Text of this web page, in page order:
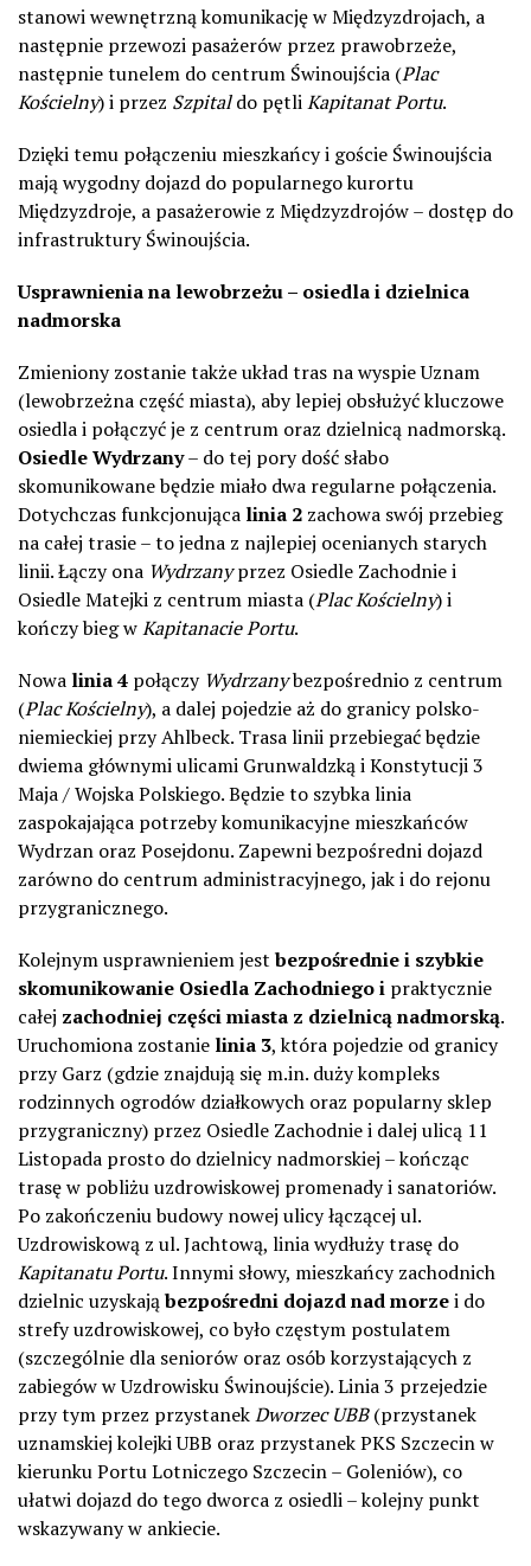
stanowi wewnętrzną komunikację w Międzyzdrojach, a
następnie przewozi pasażerów przez prawobrzeże,
następnie tunelem do centrum Świnoujścia (Plac
Kościelny) i przez Szpitaldo pętliKapitanat Portu.
Dzięki temu połączeniu mieszkańcy i goście Świnoujścia
mają wygodny dojazd do popularnego kurortu
Międzyzdroje, a pasażerowie z Międzyzdrojów – dostęp do
infrastruktury Świnoujścia.
Usprawnienia na lewobrzeżu – osiedla i dzielnica
nadmorska
Zmieniony zostanie także układ tras na wyspie Uznam
(lewobrzeżna część miasta), aby lepiej obsłużyć kluczowe
osiedla i połączyć je z centrum oraz dzielnicą nadmorską.
Osiedle Wydrzany– do tej pory dość słabo
skomunikowane będzie miało dwa regularne połączenia.
Dotychczas funkcjonująca linia 2 zachowa swój przebieg
na całej trasie – to jedna z najlepiej ocenianych starych
linii. Łączy ona Wydrzanyprzez Osiedle Zachodnie i
Osiedle Matejki z centrum miasta (Plac Kościelny) i
kończy bieg wKapitanacie Portu.
Nowa linia 4 połączy Wydrzanybezpośrednio z centrum
(Plac Kościelny), a dalej pojedzie aż do granicy polsko-
niemieckiej przy Ahlbeck. Trasa linii przebiegać będzie
dwiema głównymi ulicami Grunwaldzką i Konstytucji 3
Maja / Wojska Polskiego. Będzie to szybka linia
zaspokajająca potrzeby komunikacyjne mieszkańców
Wydrzan oraz Posejdonu. Zapewni bezpośredni dojazd
zarówno do centrum administracyjnego, jak i do rejonu
przygranicznego.
Kolejnym usprawnieniem jestbezpośrednie i szybkie
skomunikowanie Osiedla Zachodniego i praktycznie
całej zachodniej części miasta z dzielnicą nadmorską.
Uruchomiona zostanie linia 3, która pojedzie od granicy
przy Garz (gdzie znajdują się m.in. duży kompleks
rodzinnych ogrodów działkowych oraz popularny sklep
przygraniczny) przez Osiedle Zachodnie i dalej ulicą 11
Listopada prosto do dzielnicy nadmorskiej – kończąc
trasę w pobliżu uzdrowiskowej promenady i sanatoriów.
Po zakończeniu budowy nowej ulicy łączącej ul.
Uzdrowiskową z ul. Jachtową, linia wydłuży trasę do
Kapitanatu Portu. Innymi słowy, mieszkańcy zachodnich
dzielnic uzyskająbezpośredni dojazd nad morzei do
strefy uzdrowiskowej, co było częstym postulatem
(szczególnie dla seniorów oraz osób korzystających z
zabiegów w Uzdrowisku Świnoujście). Linia 3 przejedzie
przy tym przez przystanekDworzec UBB(przystanek
uznamskiej kolejki UBB oraz przystanek PKS Szczecin w
kierunku Portu Lotniczego Szczecin – Goleniów), co
ułatwi dojazd do tego dworca z osiedli – kolejny punkt
wskazywany w ankiecie.